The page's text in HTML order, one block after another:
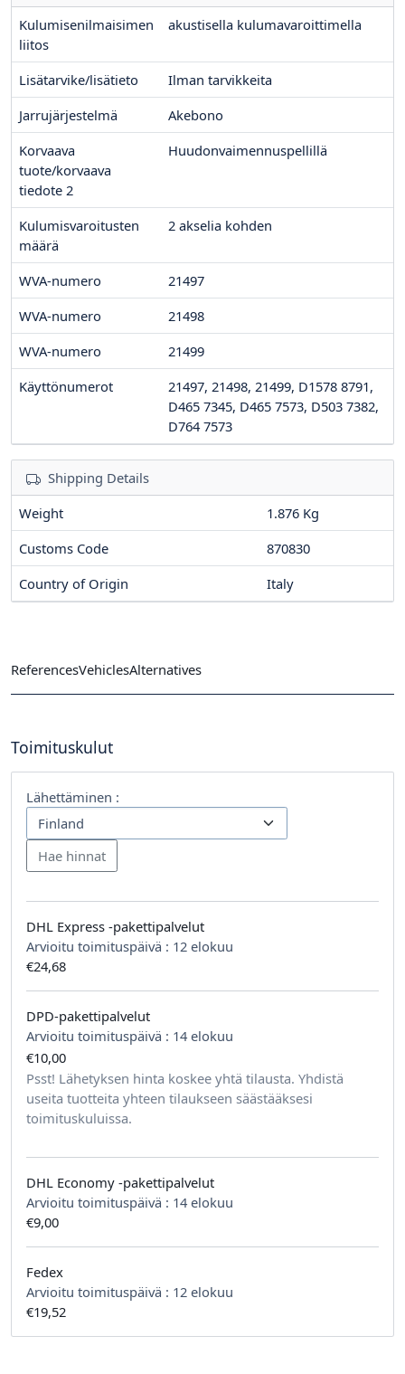
Kulumisenilmaisimen
liitos
akustisella kulumavaroittimella
Lisätarvike/lisätieto
Ilman tarvikkeita
Jarrujärjestelmä
Akebono
Korvaava
tuote/korvaava
tiedote 2
Huudonvaimennuspellillä
Kulumisvaroitusten
määrä
2 akselia kohden
WVA-numero
21497
WVA-numero
21498
WVA-numero
21499
Käyttönumerot
21497, 21498, 21499, D1578 8791,
D465 7345, D465 7573, D503 7382,
D764 7573
Shipping Details
Weight
1.876 Kg
Customs Code
870830
Country of Origin
Italy
ReferencesVehiclesAlternatives
Toimituskulut
Lähettäminen :
DHL Express -pakettipalvelut
Arvioitu toimituspäivä : 12 elokuu
€24,68
DPD-pakettipalvelut
Arvioitu toimituspäivä : 14 elokuu
€10,00
Psst! Lähetyksen hinta koskee yhtä tilausta. Yhdistä
useita tuotteita yhteen tilaukseen säästääksesi
toimituskuluissa.
DHL Economy -pakettipalvelut
Arvioitu toimituspäivä : 14 elokuu
€9,00
Fedex
Arvioitu toimituspäivä : 12 elokuu
€19,52